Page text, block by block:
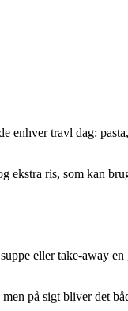
travl dag:
ekstra ris, som kan
eller take-away
på sigt bliver det